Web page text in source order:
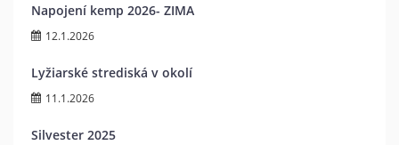
Napojení kemp 2026- ZIMA
12.1.2026
Lyžiarské strediská v okolí
11.1.2026
Silvester 2025